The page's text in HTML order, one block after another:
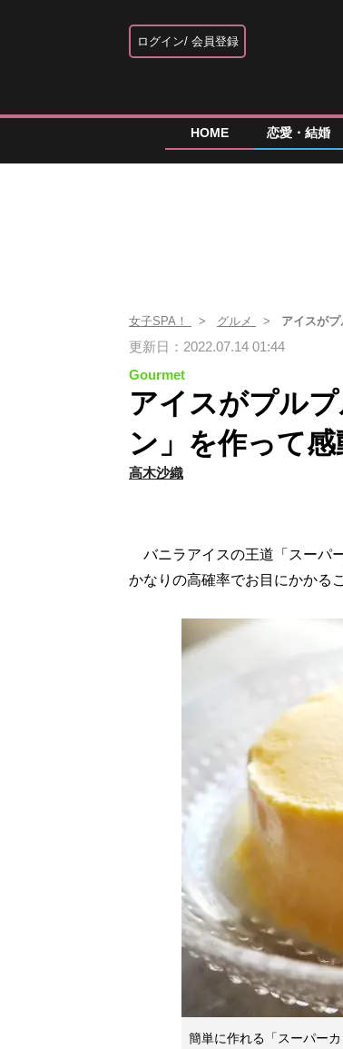
ログイン 会員登録
HOME 恋愛・結婚
女子SPA！ グルメ アイスが
更新日：2022.07.14 01:44
Gourmet
アイスがプル
ン」を作って
高木沙織
バニラアイスの王道「スーパ
かなりの高確率でお目にかかる
簡単に作れる「スーパー